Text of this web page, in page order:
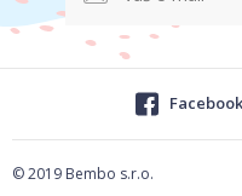
© 2019 Bembo s.r.o.
Facebook